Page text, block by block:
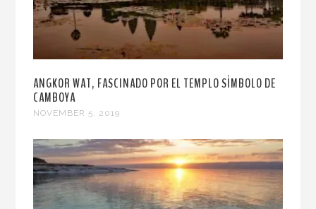
ANGKOR WAT, FASCINADO POR EL TEMPLO SÍMBOLO DE
CAMBOYA
NOVEMBER 5, 2019